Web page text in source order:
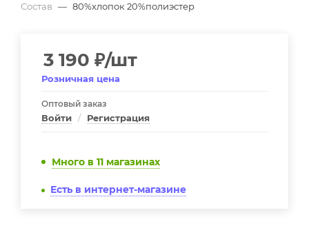
Состав — 80%хлопок 20%полиэстер
3 190 ₽/шт
Розничная цена
Оптовый заказ
Войти / Регистрация
Много в 11 магазинах
Есть в интернет-магазине